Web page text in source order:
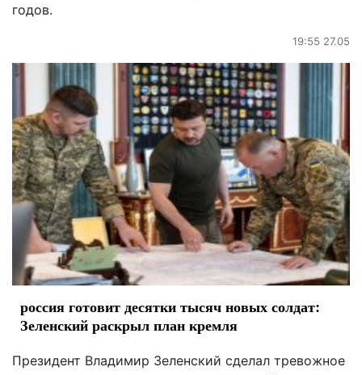
годов.
19:55 27.05
россия готовит десятки тысяч новых солдат:
Зеленский раскрыл план кремля
Президент Владимир Зеленский сделал тревожное